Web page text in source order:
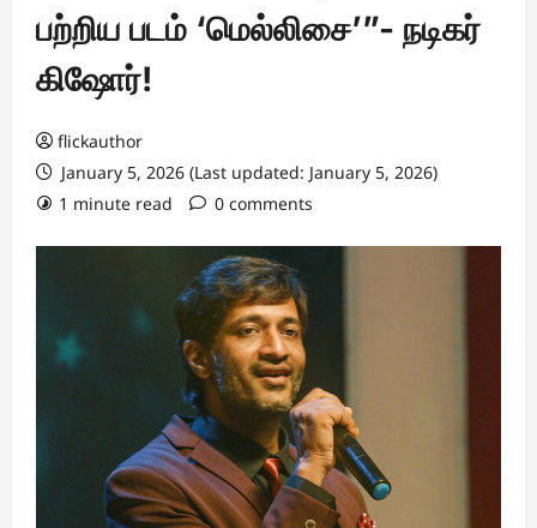
பற்றிய படம் ‘மெல்லிசை’”- நடிகர்
கிஷோர்!
flickauthor
January 5, 2026 (Last updated: January 5, 2026)
1 minute read
0 comments